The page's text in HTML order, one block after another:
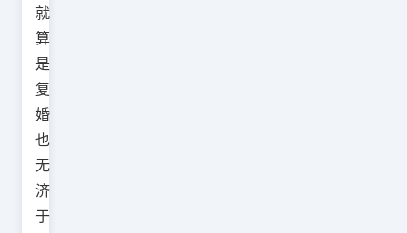
就
算
是
复
婚
也
无
济
于